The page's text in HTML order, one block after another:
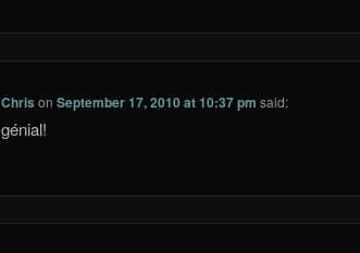
Chris onSeptember 17, 2010 at 10:37 pm said:
génial!